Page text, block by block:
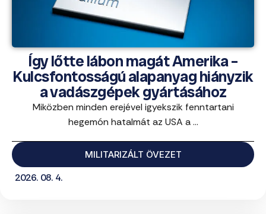
Így lőtte lábon magát Amerika –
Kulcsfontosságú alapanyag hiányzik
a vadászgépek gyártásához
Miközben minden erejével igyekszik fenntartani
hegemón hatalmát az USA a ...
MILITARIZÁLT ÖVEZET
2026. 08. 4.